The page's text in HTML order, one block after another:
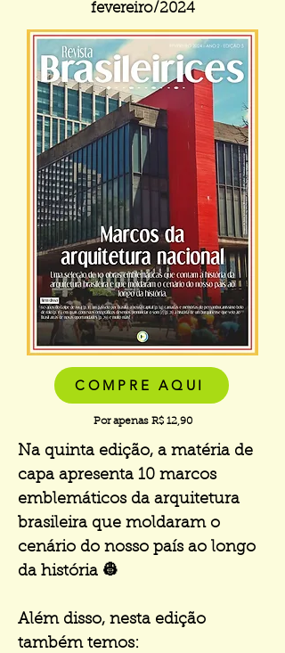
fevereiro/2024
COMPRE AQUI
Por apenas R$ 12,90
Na quinta edição, a matéria de
capa apresenta 10 marcos
emblemáticos da arquitetura
brasileira que moldaram o
cenário do nosso país ao longo
da história 👷
Além disso, nesta edição
também temos: